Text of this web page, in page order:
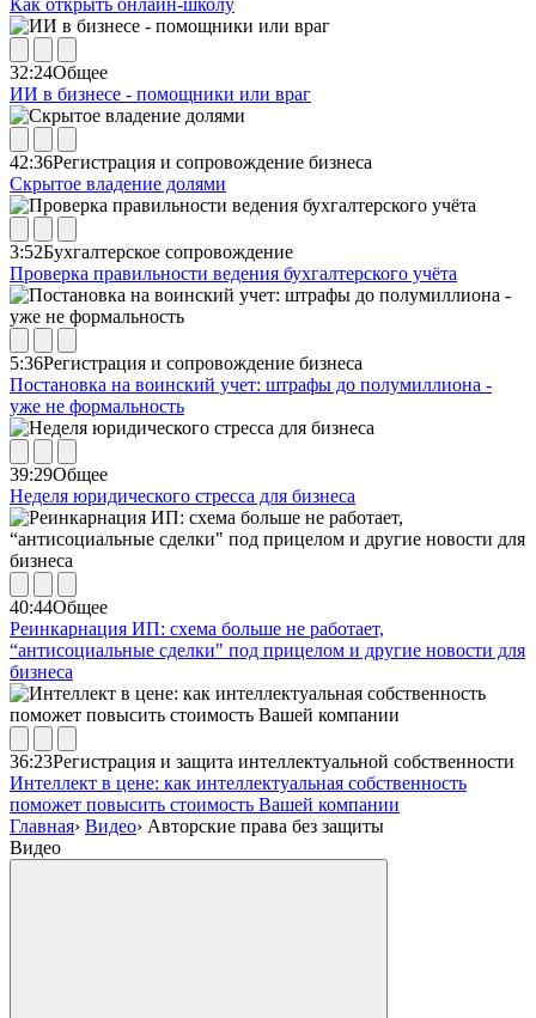
Как открыть онлайн-школу
32:24Общее
ИИ в бизнесе - помощники или враг
42:36Регистрация и сопровождение бизнеса
Скрытое владение долями
3:52Бухгалтерское сопровождение
Проверка правильности ведения бухгалтерского учёта
5:36Регистрация и сопровождение бизнеса
Постановка на воинский учет: штрафы до полумиллиона -
уже не формальность
39:29Общее
Неделя юридического стресса для бизнеса
40:44Общее
Реинкарнация ИП: схема больше не работает,
“антисоциальные сделки" под прицелом и другие новости для
бизнеса
36:23Регистрация и защита интеллектуальной собственности
Интеллект в цене: как интеллектуальная собственность
поможет повысить стоимость Вашей компании
Главная› Видео› Авторские права без защиты
Видео